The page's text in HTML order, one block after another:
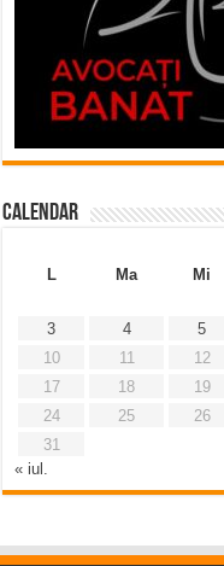
Calendar
L
Ma Mi
3
4 5
10
11 12
17
18 19
24
25 26
31
« iul.